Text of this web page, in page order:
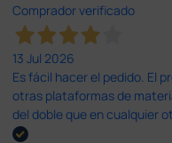
Comprador verificado
13 Jul 2026
Es fácil hacer el pedido. El
otras plataformas de
del doble que en cualquier